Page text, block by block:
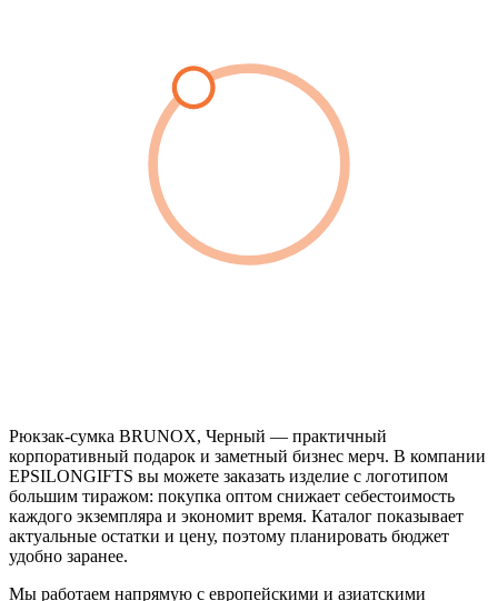
Рюкзак-сумка BRUNOX, Черный — практичный
корпоративный подарок и заметный бизнес мерч. В компании
EPSILONGIFTS вы можете заказать изделие с логотипом
большим тиражом: покупка оптом снижает себестоимость
каждого экземпляра и экономит время. Каталог показывает
актуальные остатки и цену, поэтому планировать бюджет
удобно заранее.
Мы работаем напрямую с европейскими и азиатскими